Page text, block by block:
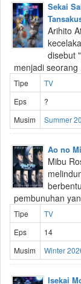
Sekai
Arihito
disebut
menjadi seorang
Tipe
TV
Eps
?
Musim
Summer
Ao no
Mibu
pembunuhan
Tipe
TV
Eps
14
Musim
Winter
Isekai